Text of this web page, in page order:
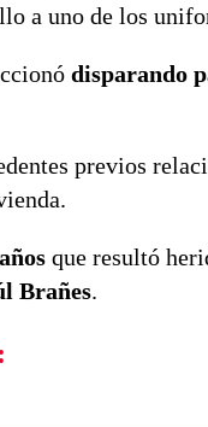
a uno de los
disparando
previos
que resultó
Brañes.